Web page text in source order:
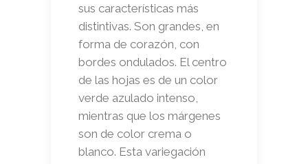
sus características más
distintivas. Son grandes, en
forma de corazón, con
bordes ondulados. El centro
de las hojas es de un color
verde azulado intenso,
mientras que los márgenes
son de color crema o
blanco. Esta variegación